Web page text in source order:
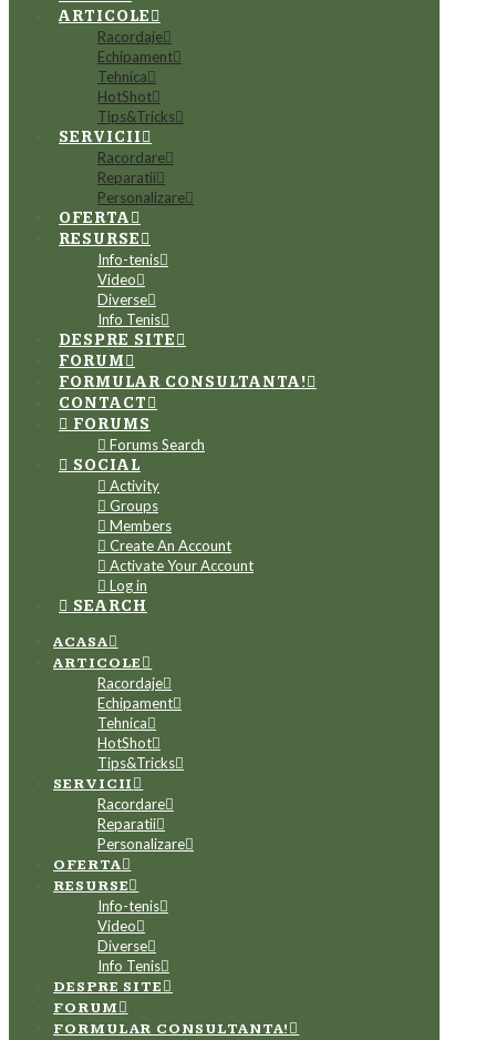
ARTICOLE
Racordaje
Echipament
Tehnica
HotShot
Tips&Tricks
SERVICII
Racordare
Reparatii
Personalizare
OFERTA
RESURSE
Info-tenis
Video
Diverse
Info Tenis
DESPRE SITE
FORUM
FORMULAR CONSULTANTA!
CONTACT
FORUMS
Forums Search
SOCIAL
Activity
Groups
Members
Create An Account
Activate Your Account
Log in
SEARCH
ACASA
ARTICOLE
Racordaje
Echipament
Tehnica
HotShot
Tips&Tricks
SERVICII
Racordare
Reparatii
Personalizare
OFERTA
RESURSE
Info-tenis
Video
Diverse
Info Tenis
DESPRE SITE
FORUM
FORMULAR CONSULTANTA!